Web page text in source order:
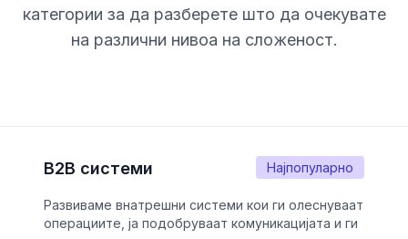
категории за да разберете што да очекувате
на различни нивоа на сложеност.
Најпопуларно
B2B системи
Развиваме внатрешни системи кои ги олеснуваат
операциите, ја подобруваат комуникацијата и ги